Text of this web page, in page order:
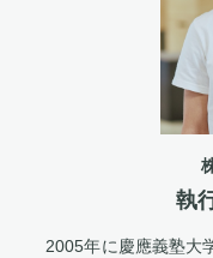
執
2005年に慶應義塾大